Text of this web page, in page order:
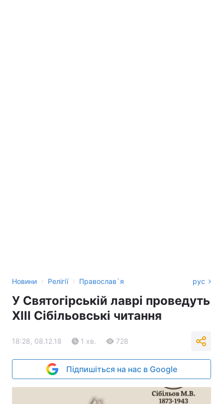
Новини › Релігії › Православ`я рус
У Святогірській лаврі проведуть
XIII Сібільовські читання
18:28, 08.12.18 1 хв. 728
Підпишіться на нас в Google